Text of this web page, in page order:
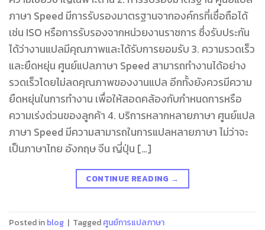
ภาษา Speed มีการรับรองมาตรฐานจากองค์กรที่เชื่อถือได้
เช่น ISO หรือการรับรองจากหน่วยงานราชการ ซึ่งรับประกัน
ได้ว่างานแปลมีคุณภาพและได้รับการยอมรับ 3. ความรวดเร็ว
และยืดหยุ่น ศูนย์แปลภาษา Speed สามารถทำงานได้อย่าง
รวดเร็วโดยไม่ลดคุณภาพของงานแปล อีกทั้งยังควรมีความ
ยืดหยุ่นในการทำงาน เพื่อให้สอดคล้องกับกำหนดการหรือ
ความเร่งด่วนของลูกค้า 4. บริการหลากหลายภาษา ศูนย์แปล
ภาษา Speed มีความสามารถในการแปลหลายภาษา ไม่ว่าจะ
เป็นภาษาไทย อังกฤษ จีน ญี่ปุ่น […]
CONTINUE READING →
Posted inblog | Taggedศูนย์การแปลภาษา